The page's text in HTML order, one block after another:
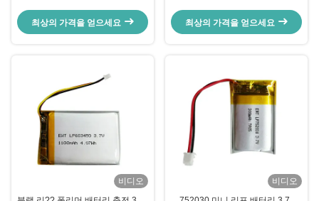
최상의 가격을 얻으세요
최상의 가격을 얻으세요
비디오
비디오